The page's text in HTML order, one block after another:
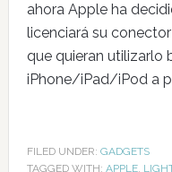
ahora Apple ha
licenciará su
que quieran utilizarlo
iPhone/iPad/iPod a
FILED UNDER: GADGETS
TAGGED WITH: APPLE,